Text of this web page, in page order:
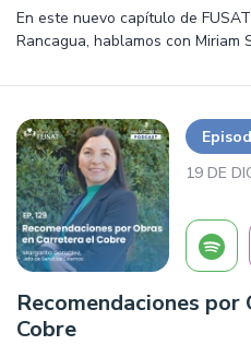
En este nuevo capítulo de
Rancagua, hablamos con Miriam
Alemana Seguros sobre el
19 DE
Recomendaciones
Cobre